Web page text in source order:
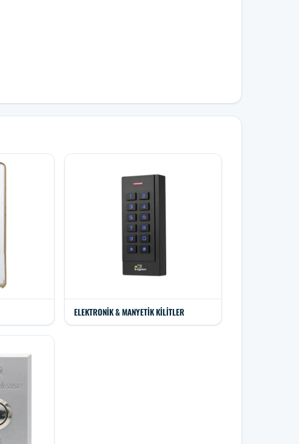
ELEKTRONIK & MANYETIK KILITLER